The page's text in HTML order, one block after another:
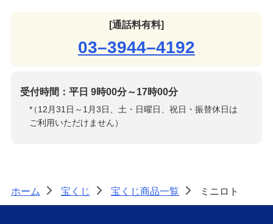
[通話料有料]
03–3944–4192
受付時間：平日 9時00分～17時00分
*
（12月31日～1月3日、土・日曜日、祝日・振替休日は
ご利用いただけません）
ホーム > 宝くじ > 宝くじ商品一覧 > ミニロト